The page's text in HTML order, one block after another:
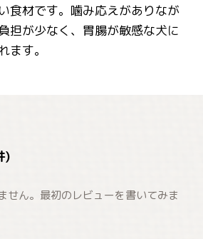
食材です。噛み応えがありなが
担が少なく、胃腸が敏感な犬に
ます。
)
せん。最初のレビューを書いてみま